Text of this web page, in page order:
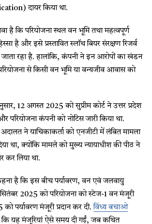
दायर किया था.
है कि परियोजना स्थल वन भूमि तथा महत्वपूर्ण
है और इसे प्रस्तावित स्लॉथ बियर संरक्षण रिजर्व
जाता रहा है. हालांकि, कंपनी ने इन आरोपों का खंडन
से किसी वन भूमि या वन्यजीव आवास को
12 अगस्त 2025 को सुप्रीम कोर्ट ने उत्तर प्रदेश
परियोजना कंपनी को नोटिस जारी किया था.
अदालत ने याचिकाकर्ता को एनजीटी में लंबित मामला
था, क्योंकि मामले को मुख्य न्यायाधीश की पीठ ने
कर लिया था.
है कि इस बीच पर्यावरण, वन एवं जलवायु
सितंबर 2025 को परियोजना को स्टेज-1 वन मंजूरी
पर्यावरण मंजूरी प्रदान कर दी.विंध्य बचाओ
यह मंजूरियां ऐसे समय दी गईं, जब कथित